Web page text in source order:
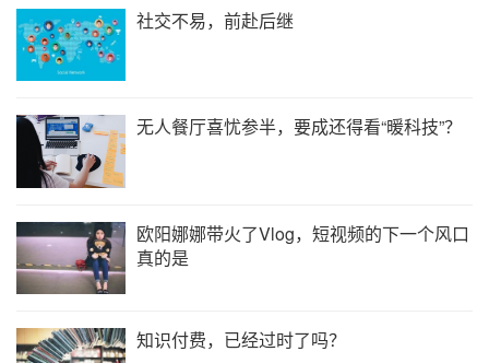
社交不易，前赴后继
无人餐厅喜忧参半，要成还得看“暖科技”？
欧阳娜娜带火了Vlog，短视频的下一个风口
真的是
知识付费，已经过时了吗？